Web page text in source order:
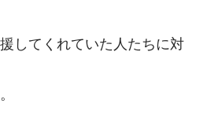
してくれていた人たちに対